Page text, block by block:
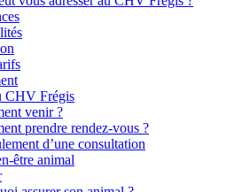
CHV Frégis
venir ?
prendre rendez-vous ?
d’une consultation
être animal